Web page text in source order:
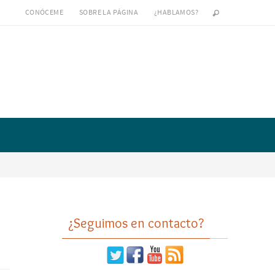
CONÓCEME SOBRE LA PÁGINA ¿HABLAMOS?
¿Seguimos en contacto?